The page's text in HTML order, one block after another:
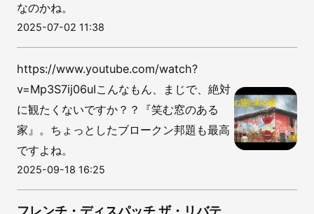
なのかね。
2025-07-02 11:38
https://www.youtube.com/watch?
v=Mp3S7ij06uIこんなもん、まじで、絶対
に観たくないですか？？『笑む窓のある
家』。ちょっとしたブロークン邦題も最高
ですよね。
2025-09-18 16:25
フレンチ・ディスパッチ ザ・リバテ